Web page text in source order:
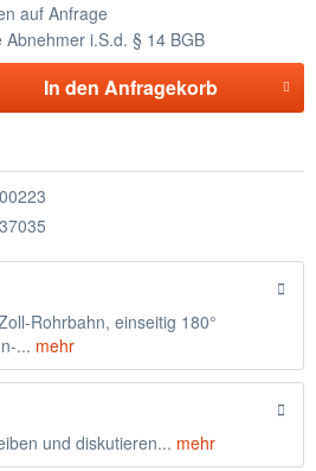
auf Anfrage
i.S.d. § 14 BGB
In den Anfragekorb
Rohrbahn, einseitig 180°
... mehr
und diskutieren... mehr